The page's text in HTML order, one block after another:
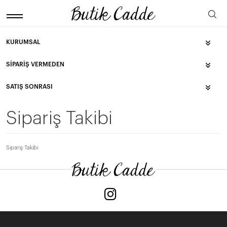
KURUMSAL
SIPARIŞ VERMEDEN
SATIŞ SONRASI
Sipariş Takibi
Sipariş Takibi